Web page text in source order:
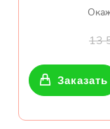
13
Заказать